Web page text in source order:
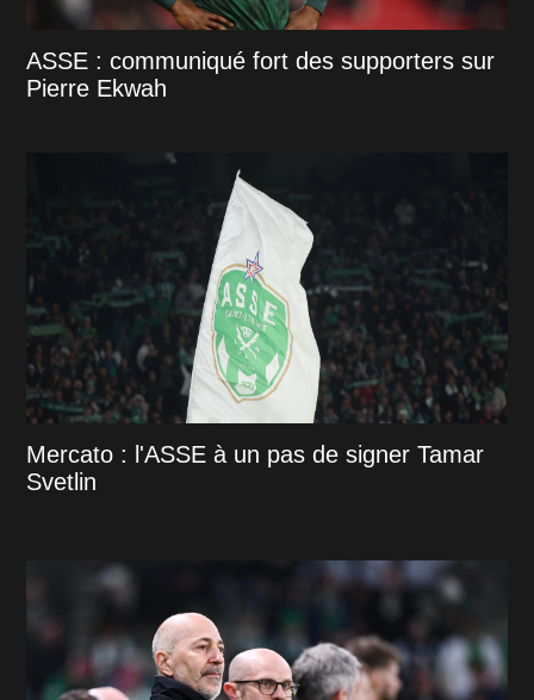
ASSE : communiqué fort des supporters sur
Pierre Ekwah
Mercato : l'ASSE à un pas de signer Tamar
Svetlin